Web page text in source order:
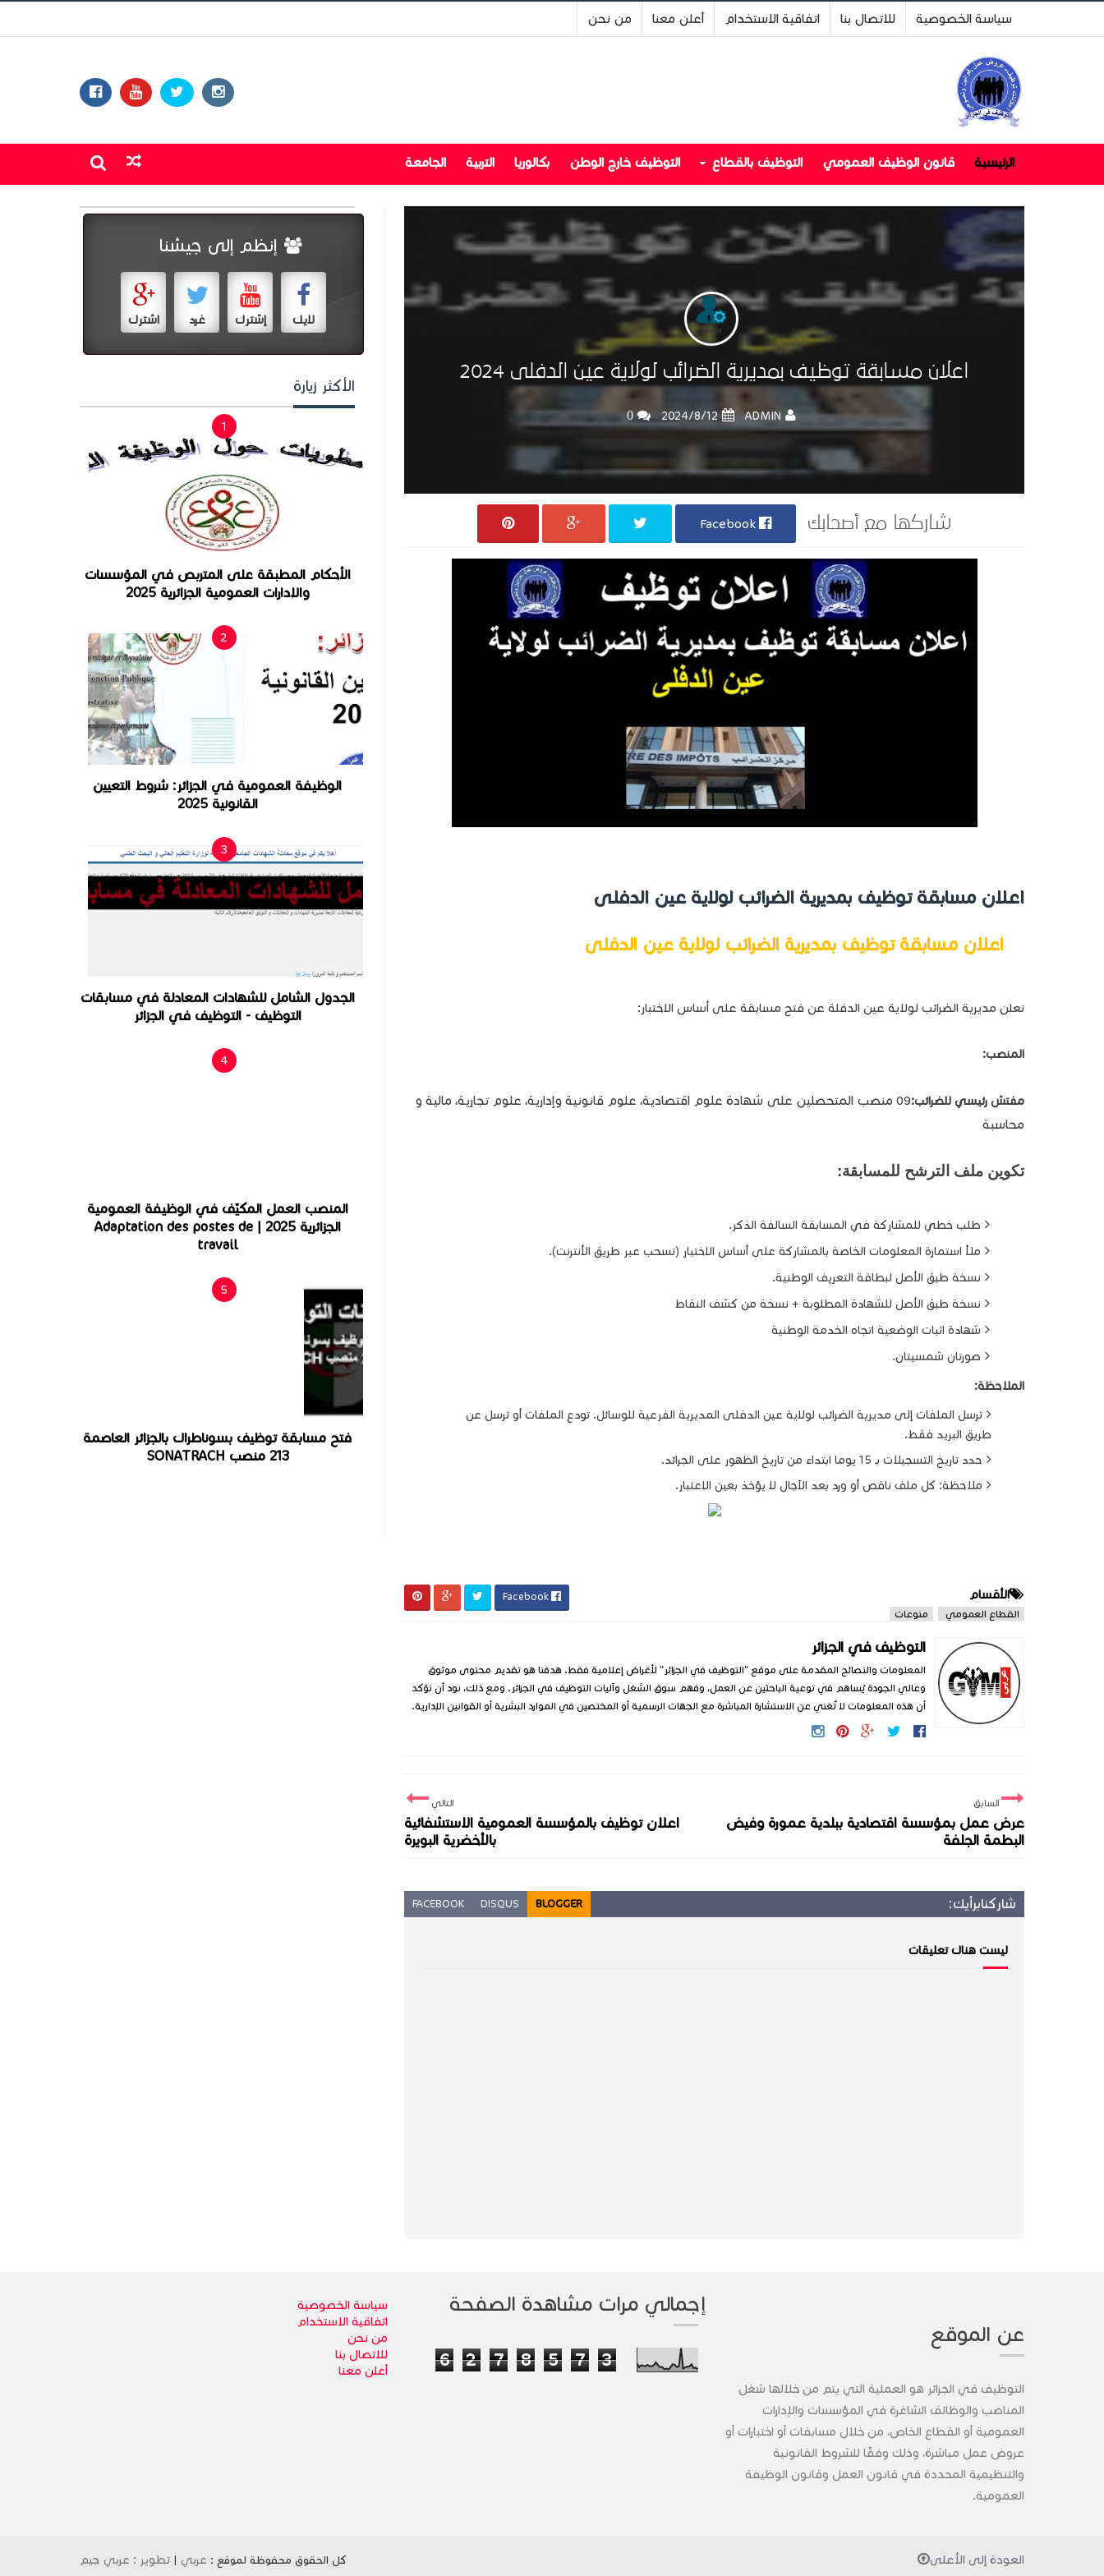
سياسة الخصوصية للاتصال بنا اتفاقية الاستخدام أعلن معنا من نحن
الرئيسية قانون الوظيف العمومي التوظيف بالقطاع التوظيف خارج الوطن بكالوريا التربية الجامعة
اعلان مسابقة توظيف بمديرية الضرائب لولاية عين الدفلى 2024
ADMIN
12‏/8‏/2024
0
اعلان مسابقة توظيف بمديرية الضرائب لولاية عين الدفلى
اعلان مسابقة توظيف بمديرية الضرائب لولاية عين الدفلى
تعلن مديرية الضرائب لولاية عين الدفلة عن فتح مسابقة على أساس الاختبار:
المنصب:
مفتش رئيسي للضرائب:09 منصب المتحصلين على شهادة
علوم اقتصادية، علوم قانونية وإدارية، علوم تجارية، مالية و
محاسبة
تكوين ملف الترشح للمسابقة:
طلب خطي للمشاركة في المسابقة السالفة الذكر.
ملأ استمارة المعلومات الخاصة بالمشاركة على أساس الاختبار (تسحب عبر طريق الأنترنت).
نسخة طبق الأصل لبطاقة التعريف الوطنية.
نسخة طبق الأصل للشهادة المطلوبة + نسخة من كشف النقاط
شهادة اثبات الوضعية اتجاه الخدمة الوطنية
صورتان شمسيتان.
الملاحظة:
ترسل الملفات إلى مديرية الضرائب لولاية عين الدفلى المديرية الفرعية للوسائل. تودع الملفات أو ترسل عن
طريق البريد فقط.
حدد تاريخ التسجيلات بـ 15 يوما ابتداء من تاريخ الظهور على الجرائد.
ملاحظة: كل ملف ناقص أو ورد بعد الآجال لا يؤخذ بعين الاعتبار.
الأقسام
القطاع العمومي منوعات
التوظيف في الجزائر
المعلومات والنصائح المقدمة على موقع "التوظيف في الجزائر" لأغراض إعلامية فقط. هدفنا هو تقديم محتوى موثوق
وعالي الجودة يُساهم في توعية الباحثين عن العمل، وفهم سوق الشغل وآليات التوظيف في الجزائر. ومع ذلك، نود أن نؤكد
أن هذه المعلومات لا تُغني عن الاستشارة المباشرة مع الجهات الرسمية أو المختصين في الموارد البشرية أو القوانين الإدارية.
التالي
اعلان توظيف بالمؤسسة العمومية الاستشفائية
بالأخضرية البويرة
السابق
عرض عمل بمؤسسة اقتصادية ببلدية عمورة وفيض
البطمة الجلفة
شاركنابرأيك: BLOGGER
DISQUS
FACEBOOK
ليست هناك تعليقات
إنظم إلى جيشنا
لايك إشترك غرد اشترك
الأكثر زيارة
الأحكام المطبقة على المتربص في المؤسسات
والإدارات العمومية الجزائرية 2025
الوظيفة العمومية في الجزائر: شروط التعيين
القانونية 2025
الجدول الشامل للشهادات المعادلة في مسابقات
التوظيف - التوظيف في الجزائر
المنصب العمل المكيّف في الوظيفة العمومية
الجزائرية 2025 | Adaptation des postes de
travail
فتح مسابقة توظيف بسوناطراك بالجزائر العاصمة
213 منصب SONATRACH
عن الموقع
التوظيف في الجزائر هو العملية التي يتم من خلالها شغل
المناصب والوظائف الشاغرة في المؤسسات والإدارات
العمومية أو القطاع الخاص، من خلال مسابقات أو اختبارات أو
عروض عمل مباشرة، وذلك وفقًا للشروط القانونية
والتنظيمية المحددة في قانون العمل وقانون الوظيفة
العمومية.
إجمالي مرات مشاهدة الصفحة
6 2 7 8 5 7 3
سياسة الخصوصية
اتفاقية الاستخدام
من نحن
للاتصال بنا
أعلن معنا
كل الحقوق محفوظة لموقع : عربي | تطوير : عربي جيم العودة إلى الأعلى